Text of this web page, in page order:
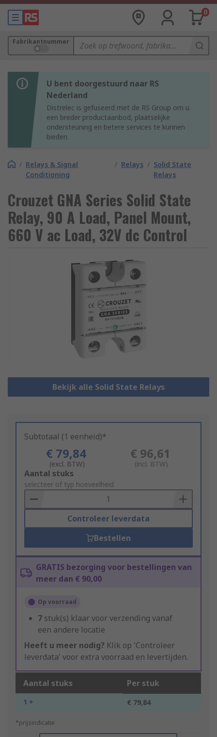
0
Fabrikantnummer
U bent doorgestuurd naar RS
Nederland
Distrelec is gefuseerd met de RS Group om u
een breder productaanbod, plaatselijke
ondersteuning en betere services te kunnen
bieden.
/ Relays & Signal
Conditioning
/ Relays / Solid State
Relays
Crouzet GNA Series Solid State
Relay, 90 A Load, Panel Mount,
660 V ac Load, 32V dc Control
Bekijk alle Solid State Relays
Subtotaal (1 eenheid)*
€ 79,84
(excl. BTW)
€ 96,61
(incl. BTW)
Add
to
Basket
Aantal stuks
selecteer of typ hoeveelheid
Controleer leverdata
Bestellen
GRATIS bezorging voor bestellingen van
meer dan € 90,00
Op voorraad
7 stuk(s) klaar voor verzending vanaf
een andere locatie
Heeft u meer nodig? Klik op 'Controleer
leverdata' voor extra voorraad en levertijden.
Aantal stuks Per stuk
1 + € 79,84
*prijsindicatie